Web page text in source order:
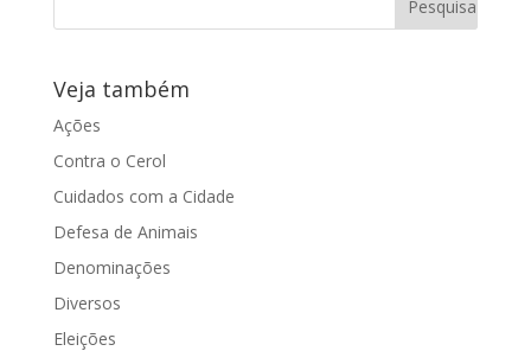
Veja também
Ações
Contra o Cerol
Cuidados com a Cidade
Defesa de Animais
Denominações
Diversos
Eleições